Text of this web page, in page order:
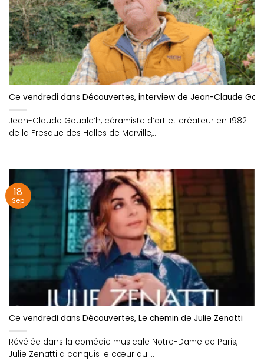
Ce vendredi dans Découvertes, interview de Jean-Claude
Jean-Claude Goualc’h, céramiste d’art et créateur en 1982
de la Fresque des Halles de Merville,....
Ce vendredi dans Découvertes, Le chemin de Julie Zenatti
Révélée dans la comédie musicale Notre-Dame de Paris,
Julie Zenatti a conquis le cœur du....
18
Sep